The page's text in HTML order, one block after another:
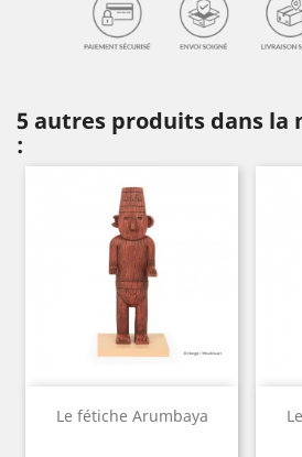
5 autres produits dans la
:
Le fétiche Arumbaya